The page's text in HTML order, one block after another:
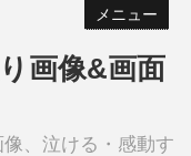
メニュー
画像&画面
、泣ける・感動す